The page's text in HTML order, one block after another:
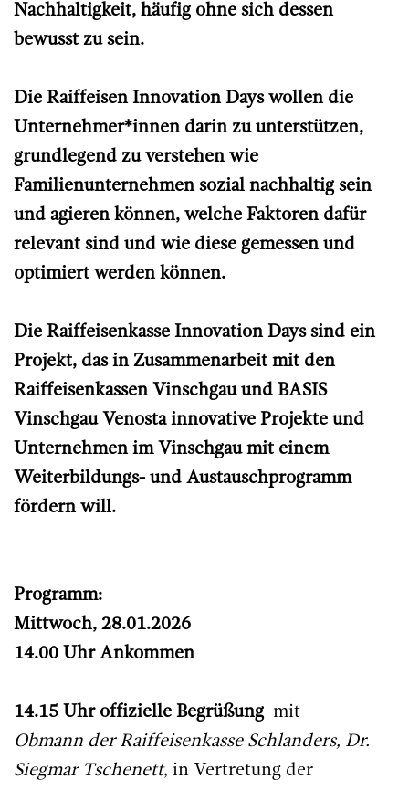
Nachhaltigkeit, häufig ohne sich dessen
bewusst zu sein.
Die Raiffeisen Innovation Days wollen die
Unternehmer*innen darin zu unterstützen,
grundlegend zu verstehen wie
Familienunternehmen sozial nachhaltig sein
und agieren können, welche Faktoren dafür
relevant sind und wie diese gemessen und
optimiert werden können.
Die Raiffeisenkasse Innovation Days sind ein
Projekt, das in Zusammenarbeit mit den
Raiffeisenkassen Vinschgau und BASIS
Vinschgau Venosta innovative Projekte und
Unternehmen im Vinschgau mit einem
Weiterbildungs- und Austauschprogramm
fördern will.
Programm:
Mittwoch, 28.01.2026
14.00 Uhr Ankommen
14.15 Uhr offizielle Begrüßungmit
Obmann der Raiffeisenkasse Schlanders, Dr.
Siegmar Tschenett, in Vertretung der